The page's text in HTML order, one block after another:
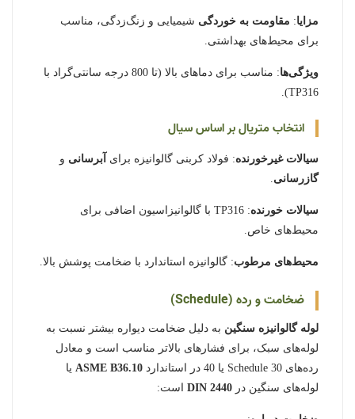
مزایا: مقاومت به خوردگی شیمیایی و زنگ‌زدگی، مناسب
برای محیط‌های بهداشتی.
ویژگی‌ها
: مناسب برای دماهای بالا (تا 800 درجه سانتی‌گراد با
TP316).
انتخاب متریال بر اساس سیال
سیالات غیرخورنده: فولاد کربنی گالوانیزه برای آبرسانی و
گازرسانی.
سیالات خورنده
: TP316 با گالوانیزاسیون اضافی برای
محیط‌های خاص.
محیط‌های مرطوب: گالوانیزه استاندارد با ضخامت پوشش بالا.
ضخامت و رده (Schedule)
لوله گالوانیزه سنگین به دلیل ضخامت دیواره بیشتر نسبت به
لوله‌های سبک، برای فشارهای بالاتر مناسب است و معادل
رده‌های Schedule 30 یا 40 در استاندارد
ASME B36.10 یا
لوله‌های سنگین در DIN 2440 است: